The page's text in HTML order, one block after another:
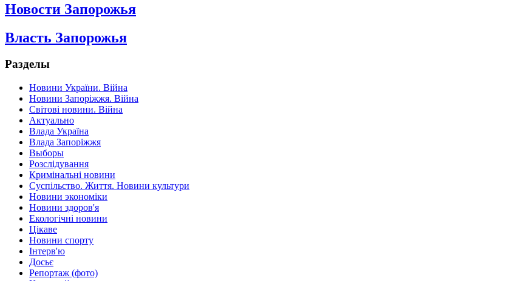
Новости Запорожья
Власть Запорожья
Разделы
Новини України. Війна
Новини Запоріжжя. Війна
Світові новини. Війна
Актуально
Влада Україна
Влада Запоріжжя
Выборы
Розслідування
Кримінальні новини
Суспільство. Життя. Новини культури
Новини экономіки
Новини здоров'я
Екологічні новини
Цікаве
Новини спорту
Інтерв'ю
Досьє
Репортаж (фото)